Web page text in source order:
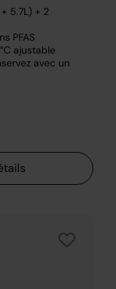
5.7L) + 2
PFAS
ajustable
avec un